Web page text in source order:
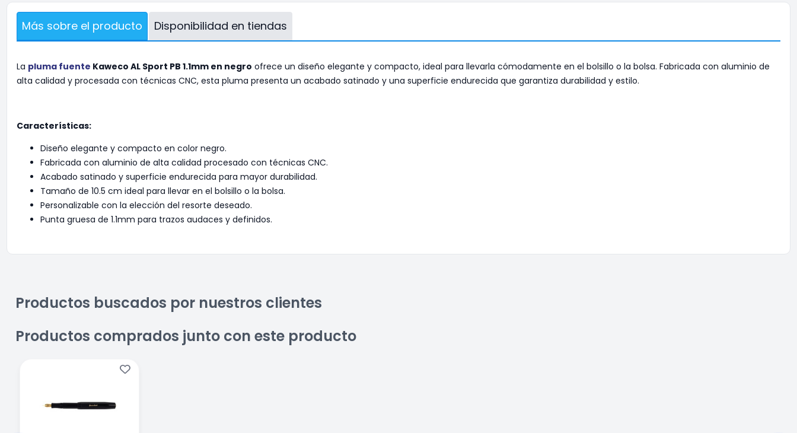
Más sobre el producto Disponibilidad en tiendas
La pluma fuente Kaweco AL Sport PB 1.1mm en negro ofrece un diseño elegante y compacto, ideal para llevarla cómodamente en el bolsillo o la bolsa. Fabricada con aluminio de
alta calidad y procesada con técnicas CNC, esta pluma presenta un acabado satinado y una superficie endurecida que garantiza durabilidad y estilo.
Características:
Diseño elegante y compacto en color negro.
Fabricada con aluminio de alta calidad procesado con técnicas CNC.
Acabado satinado y superficie endurecida para mayor durabilidad.
Tamaño de 10.5 cm ideal para llevar en el bolsillo o la bolsa.
Personalizable con la elección del resorte deseado.
Punta gruesa de 1.1mm para trazos audaces y definidos.
Productos buscados por nuestros clientes
Productos comprados junto con este producto